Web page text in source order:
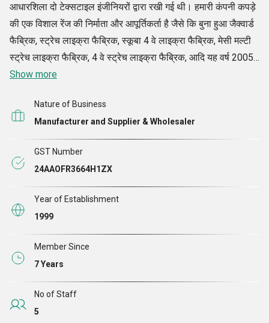
आधारशिला दो टेक्सटाइल इंजीनियरों द्वारा रखी गई थी। हमारी कंपनी कपड़े
की एक विशाल रेंज की निर्माता और आपूर्तिकर्ता है जैसे कि बुना हुआ जैक्वार्ड
फैब्रिक, स्ट्रेच लाइक्रा फैब्रिक, स्कूबा 4 वे लाइक्रा फैब्रिक, मेसी मल्टी
स्ट्रेच लाइक्रा फैब्रिक, 4 वे स्ट्रेच लाइक्रा फैब्रिक, आदि यह वर्ष 2005
में था, जब हमारे संस्थापक के बेटों ने सूरत में एक इन-हाउस सेटअप बनाया,
दिया प्रॉडक्ट। इसके अलावा, हमारा उद्यम अपनी सहयोगी कंपनी रागिनी
शॉप का एक प्रमुख आपूर्तिकर्ता है जिसे 2014 में शुरू किया गया था। हर
गुजरते दिन के साथ, हमने अपने कौशल को निखारा और आज, हमें 100%
संतुष्ट ग्राहक आधार वाले उल्लेखनीय उद्यमों में गिना जाता है।
Show more
Nature of Business
Manufacturer and Supplier & Wholesaler
GST Number
24AAOFR3664H1ZX
Year of Establishment
1999
Member Since
7 Years
No of Staff
5